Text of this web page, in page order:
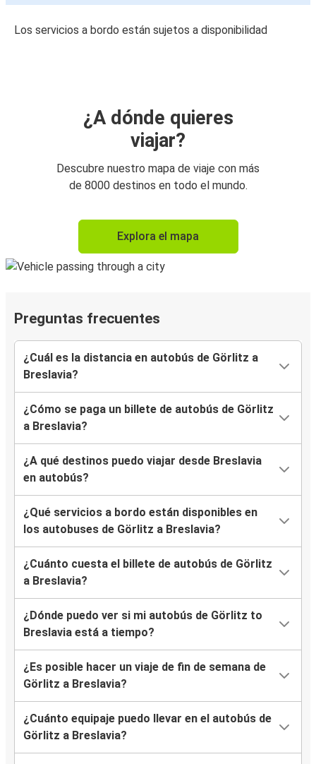
Los servicios a bordo están sujetos a disponibilidad
¿A dónde quieres
viajar?
Descubre nuestro mapa de viaje con más
de 8000 destinos en todo el mundo.
Explora el mapa
Preguntas frecuentes
¿Cuál es la distancia en autobús de Görlitz a
Breslavia?
¿Cómo se paga un billete de autobús de Görlitz
a Breslavia?
¿A qué destinos puedo viajar desde Breslavia
en autobús?
¿Qué servicios a bordo están disponibles en
los autobuses de Görlitz a Breslavia?
¿Cuánto cuesta el billete de autobús de Görlitz
a Breslavia?
¿Dónde puedo ver si mi autobús de Görlitz to
Breslavia está a tiempo?
¿Es posible hacer un viaje de fin de semana de
Görlitz a Breslavia?
¿Cuánto equipaje puedo llevar en el autobús de
Görlitz a Breslavia?